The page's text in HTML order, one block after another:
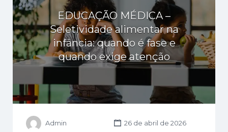
EDUCAÇÃO MÉDICA –
Seletividade alimentar na
infância: quando é fase e
quando exige atenção
Admin 26 de abril de 2026